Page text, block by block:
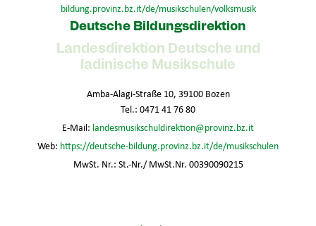
bildung.provinz.bz.it/de/musikschulen/volksmusik
Deutsche Bildungsdirektion
Landesdirektion Deutsche und
ladinische Musikschule
Amba-Alagi-Straße 10, 39100 Bozen
Tel.: 0471 41 76 80
E-Mail: landesmusikschuldirektion@provinz.bz.it
Web: https://deutsche-bildung.provinz.bz.it/de/musikschulen
MwSt. Nr.: St.-Nr./ MwSt.Nr. 00390090215